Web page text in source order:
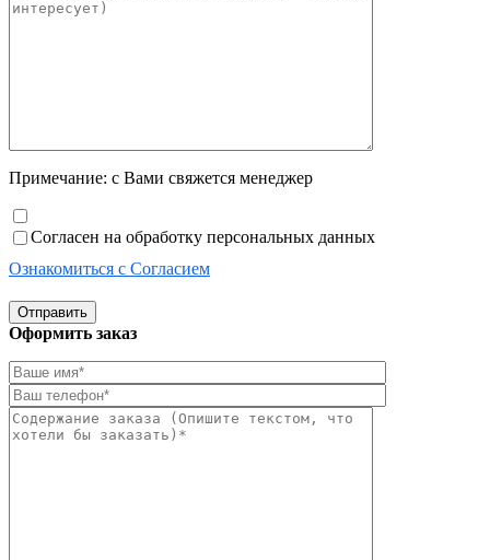
Примечание: с Вами свяжется менеджер
Согласен на обработку персональных данных
Ознакомиться с Согласием
Отправить
Оформить заказ